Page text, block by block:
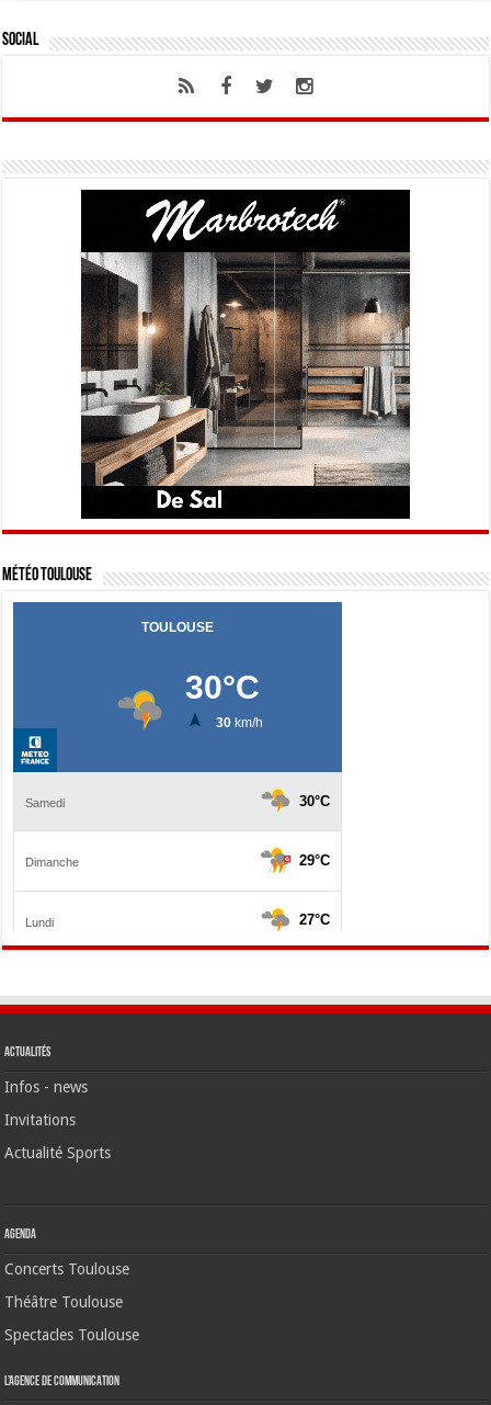
Social
Météo Toulouse
Actualités
Infos - news
Invitations
Actualité Sports
Agenda
Concerts Toulouse
Théâtre Toulouse
Spectacles Toulouse
L’agence de communication